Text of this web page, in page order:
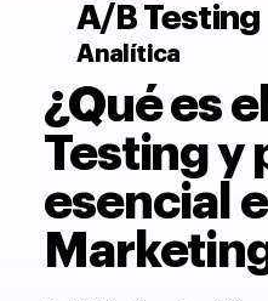
A/B Testing
Analítica
¿Qué es
Testing y
esencial